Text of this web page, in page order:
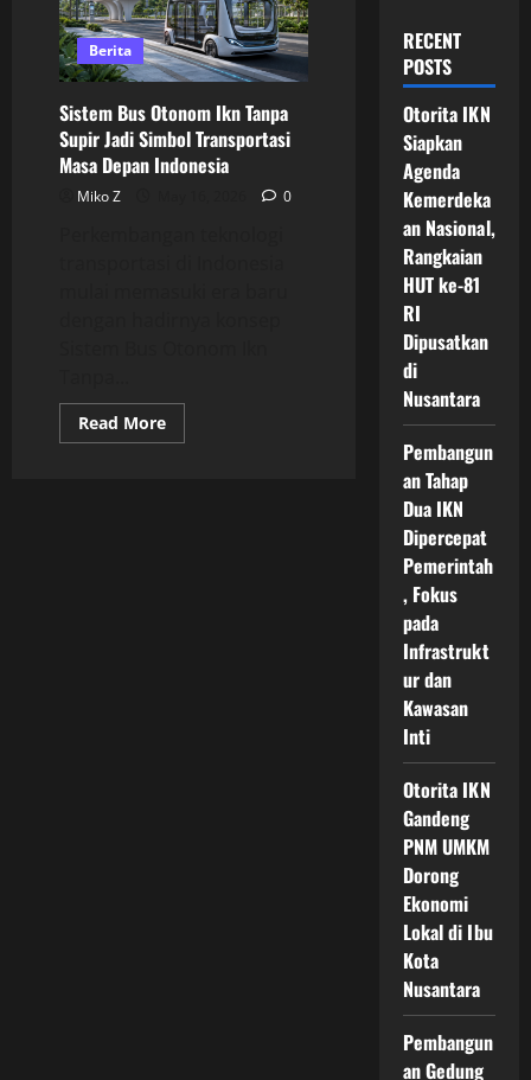
Berita
Sistem Bus Otonom Ikn Tanpa
Supir Jadi Simbol Transportasi
Masa Depan Indonesia
Miko Z 0
Read MoreRead
more
RECENT
POSTS
Otorita IKN
Siapkan
Agenda
Kemerdeka
an Nasional,
Rangkaian
HUT ke-81
RI
Dipusatkan
di
Nusantara
Pembangun
an Tahap
Dua IKN
Dipercepat
Pemerintah
, Fokus
pada
Infrastrukt
ur dan
Kawasan
Inti
Otorita IKN
Gandeng
PNM UMKM
Dorong
Ekonomi
Lokal di Ibu
Kota
Nusantara
Pembangun
an Gedung